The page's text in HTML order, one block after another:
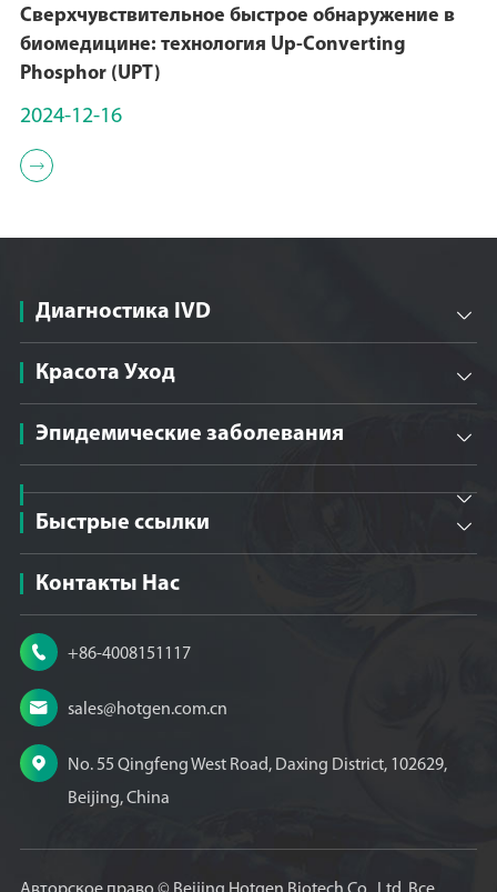
Сверхчувствительное быстрое обнаружение в
биомедицине: технология Up-Converting
Phosphor (UPT)
2024-12-16

Диагностика IVD 
Красота Уход 
Эпидемические заболевания 

Быстрые ссылки 
Контакты Нас
 +86-4008151117
 sales@hotgen.com.cn

No. 55 Qingfeng West Road, Daxing District, 102629,
Beijing, China